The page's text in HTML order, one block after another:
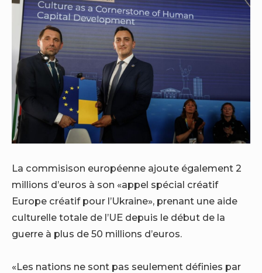
La commisison européenne ajoute également 2
millions d’euros à son «appel spécial créatif
Europe créatif pour l’Ukraine», prenant une aide
culturelle totale de l’UE depuis le début de la
guerre à plus de 50 millions d’euros.
«Les nations ne sont pas seulement définies par